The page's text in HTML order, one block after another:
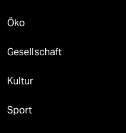
Öko
Gesellschaft
Kultur
Sport